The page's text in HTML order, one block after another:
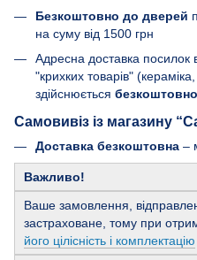
Безкоштовно до дверей
на суму від 1500 грн
Адресна доставка посилок
"крихких товарів"
здійснюється безкоштовно
Самовивіз із магазину
Доставка безкоштовна –
Важливо!
Ваше замовлення,
застраховане, тому при
його цілісність і комплектацію